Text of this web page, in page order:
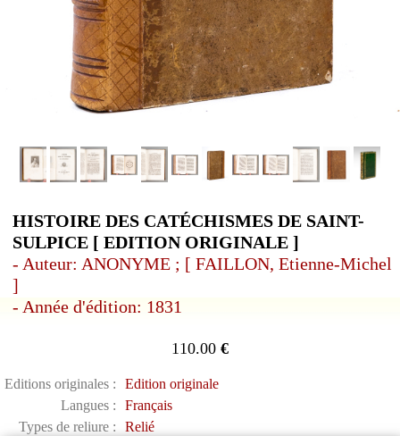
HISTOIRE DES CATÉCHISMES DE SAINT-
SULPICE [ EDITION ORIGINALE ]
- Auteur: ANONYME ; [ FAILLON, Etienne-Michel
]
- Année d'édition: 1831
110.00 €
Editions originales :
Edition originale
Langues :
Français
Types de reliure :
Relié